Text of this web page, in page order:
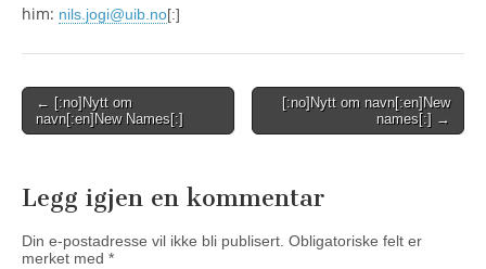
him: nils.jogi@uib.no[:]
Post
navigation
← [:no]Nytt om
navn[:en]New Names[:]
[:no]Nytt om navn[:en]New
names[:] →
Legg igjen en kommentar
Din e-postadresse vil ikke bli publisert. Obligatoriske felt er
merket med *